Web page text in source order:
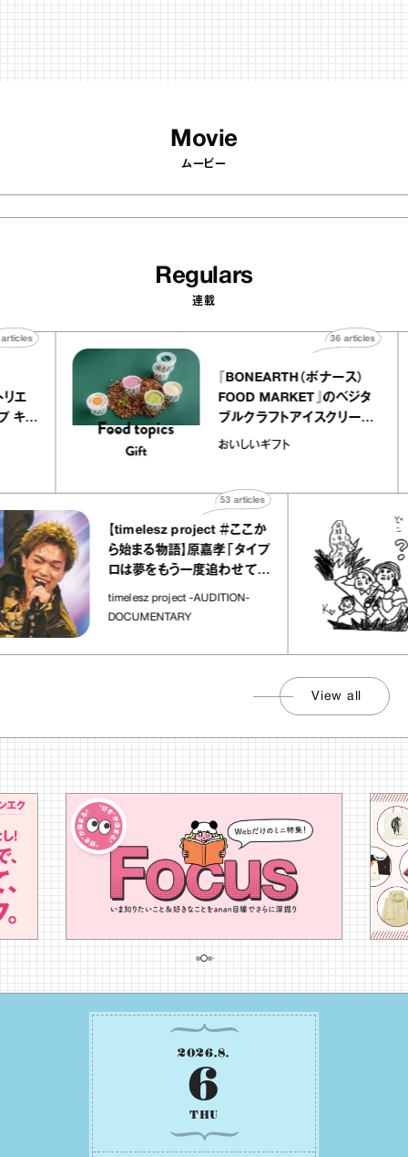
Movie
ムービー
Regulars
連載
ー アトリエ
クレープ キャ
40
『BONEARTH（ボナース）
FOOD MARKET』のベジ
ブルクラフトアイスクリー
｜真野知子の「おいしい
おいしいギフト
36
【timelesz project ＃ここか
ら始まる物語】原嘉孝「タイプ
ロは夢をもう一度追わせてく
れた場所」
timelesz project -AUDITION-
DOCUMENTARY
articles
View all
2026.8.
6
THU